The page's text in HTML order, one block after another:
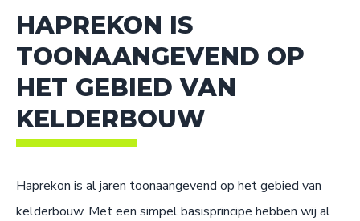
HAPREKON IS
TOONAANGEVEND OP
HET GEBIED VAN
KELDERBOUW
Haprekon is al jaren toonaangevend op het gebied van
kelderbouw. Met een simpel basisprincipe hebben wij al